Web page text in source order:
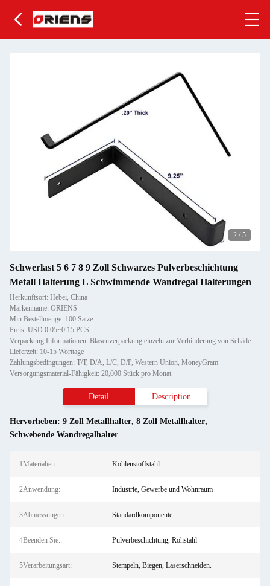
2 / 5
Schwerlast 5 6 7 8 9 Zoll Schwarzes Pulverbeschichtung
Metall Halterung L Schwimmende Wandregal Halterungen
Herkunftsort: Hebei, China
Markenname: ORIENS
Min Bestellmenge: 100 Sätze
Preis: USD 0.05~0.15 PCS
Verpackung Informationen: Blasenverpackung einzeln zur Verhinderung von Schäden und Kratzern beim Transport, anschließend in K
Lieferzeit: 10-15 Worttage
Zahlungsbedingungen: T/T, D/A, L/C, D/P, Western Union, MoneyGram
Versorgungsmaterial-Fähigkeit: 20,000 Stück pro Monat
Detail Description
Hervorheben: 9 Zoll Metallhalter, 8 Zoll Metallhalter,
Schwebende Wandregalhalter
1Materialien: Kohlenstoffstahl
2Anwendung: Industrie, Gewerbe und Wohnraum
3Abmessungen: Standardkomponente
4Beenden Sie.: Pulverbeschichtung, Rohstahl
5Verarbeitungsart: Stempeln, Biegen, Laserschneiden.